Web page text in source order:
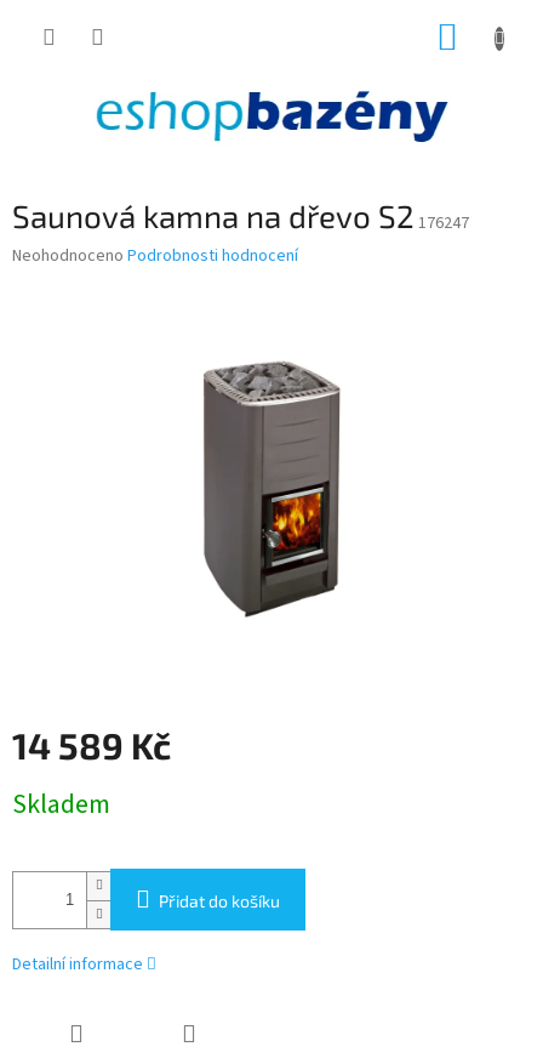
Saunová kamna na dřevo S2 176247
Průměrné
Neohodnoceno Podrobnosti hodnocení
14 589 Kč
cena:
Skladem
Přidat do košíku
Detailní informace